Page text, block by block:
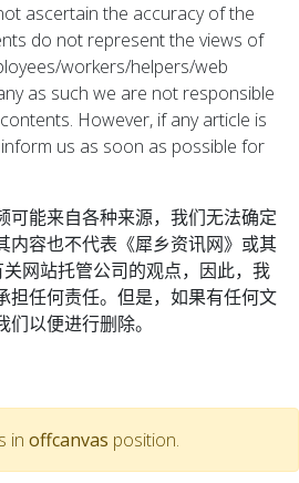
ascertain the accuracy of the
do not represent the views of
workers/helpers/web
as such we are not responsible
However, if any article is
us as soon as possible for
可能来自各种来源，我们无法确定
内容也不代表《犀乡资讯网》或其
网站托管公司的观点，因此，我
担任何责任。但是，如果有任何文
以便进行删除。
in offcanvas position.